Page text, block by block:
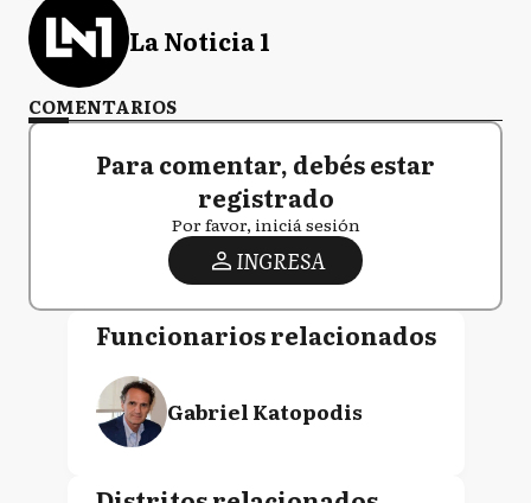
La Noticia 1
COMENTARIOS
Para comentar, debés estar
registrado
Por favor, iniciá sesión
INGRESA
Funcionarios relacionados
Gabriel Katopodis